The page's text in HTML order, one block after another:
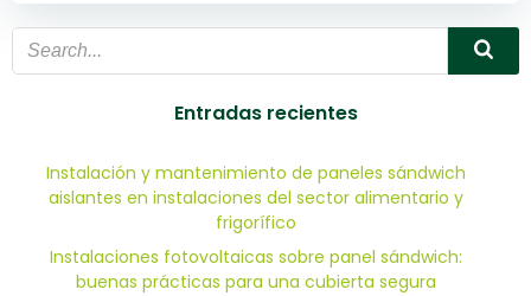
Navegación
de
entradas
Navegación
entradas
Entradas recientes
Instalación y mantenimiento de paneles sándwich
aislantes en instalaciones del sector alimentario y
frigorífico
Instalaciones fotovoltaicas sobre panel sándwich:
buenas prácticas para una cubierta segura